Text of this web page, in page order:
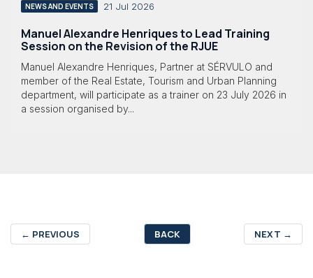
NEWS AND EVENTS 21 Jul 2026
Manuel Alexandre Henriques to Lead Training
Session on the Revision of the RJUE
Manuel Alexandre Henriques, Partner at SÉRVULO and
member of the Real Estate, Tourism and Urban Planning
department, will participate as a trainer on 23 July 2026 in
a session organised by...
← PREVIOUS BACK NEXT →